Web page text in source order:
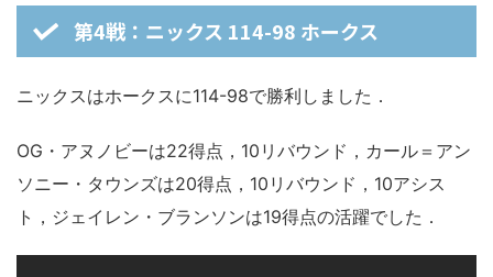
第4戦：ニックス 114-98 ホークス
ニックスはホークスに114-98で勝利しました．
OG・アヌノビーは22得点，10リバウンド，カール＝アン
ソニー・タウンズは20得点，10リバウンド，10アシス
ト，ジェイレン・ブランソンは19得点の活躍でした．